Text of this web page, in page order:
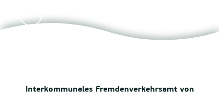
Interkommunales Fremdenverkehrsamt von